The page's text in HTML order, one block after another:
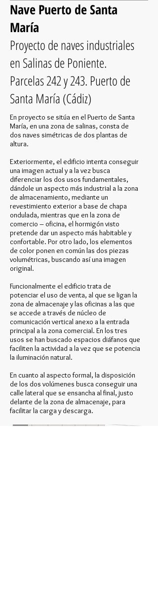
Nave Puerto de Santa
María
Proyecto de naves industriales
en Salinas de Poniente.
Parcelas 242 y 243. Puerto de
Santa María (Cádiz)
En proyecto se sitúa en el Puerto de Santa
María, en una zona de salinas, consta de
dos naves simétricas de dos plantas de
altura.
Exteriormente, el edificio intenta conseguir
una imagen actual y a la vez busca
diferenciar los dos usos fundamentales,
dándole un aspecto más industrial a la zona
de almacenamiento, mediante un
revestimiento exterior a base de chapa
ondulada, mientras que en la zona de
comercio – oficina, el hormigón visto
pretende dar un aspecto más habitable y
confortable. Por otro lado, los elementos
de color ponen en común las dos piezas
volumétricas, buscando así una imagen
original.
Funcionalmente el edificio trata de
potenciar el uso de venta, al que se ligan la
zona de almacenaje y las oficinas a las que
se accede a través de núcleo de
comunicación vertical anexo a la entrada
principal a la zona comercial. En los tres
usos se han buscado espacios diáfanos que
faciliten la actividad a la vez que se potencia
la iluminación natural.
En cuanto al aspecto formal, la disposición
de los dos volúmenes busca conseguir una
calle lateral que se ensancha al final, justo
delante de la zona de almacenaje, para
facilitar la carga y descarga.